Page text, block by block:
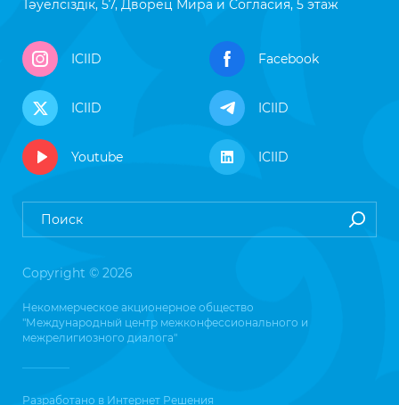
Тәуелсіздік, 57, Дворец Мира и Согласия, 5 этаж
ICIID Facebook
ICIID ICIID
Youtube ICIID
Copyright © 2026
Некоммерческое акционерное общество
"Международный центр межконфессионального и
межрелигиозного диалога"
Разработано в Интернет Решения